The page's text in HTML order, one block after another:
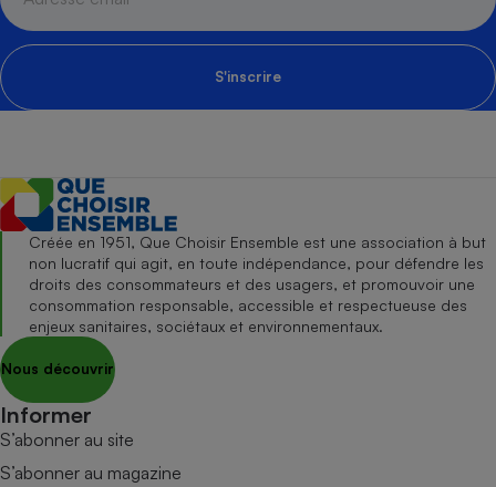
S'inscrire
Créée en 1951, Que Choisir Ensemble est une association à but
non lucratif qui agit, en toute indépendance, pour défendre les
droits des consommateurs et des usagers, et promouvoir une
consommation responsable, accessible et respectueuse des
enjeux sanitaires, sociétaux et environnementaux.
Nous découvrir
Informer
S’abonner au site
S’abonner au magazine